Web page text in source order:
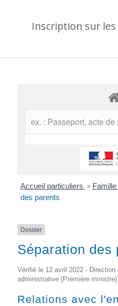
Inscription sur
Accueil particuliers >
des parents
Dossier
Séparation des
Vérifié le 12 avril 2022 -
administrative (Première ministre)
Relations avec